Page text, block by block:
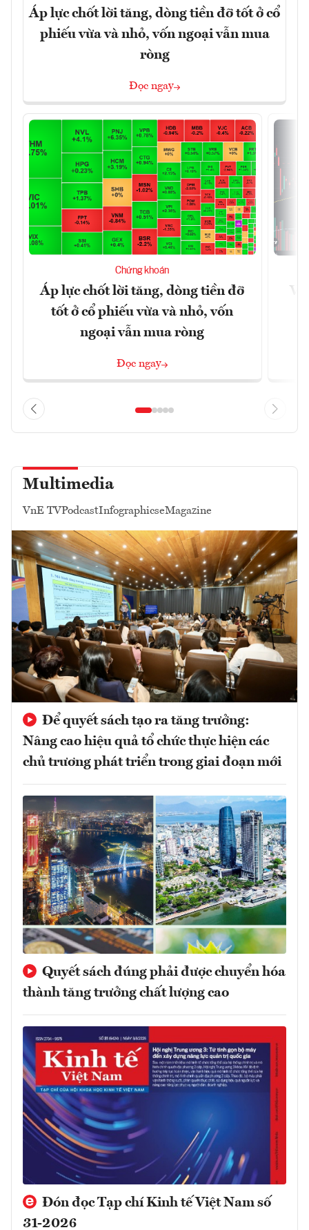
Áp lực chốt lời tăng, dòng tiền đỡ tốt ở cổ
phiếu vừa và nhỏ, vốn ngoại vẫn mua
ròng
Đọc ngay
Chứng khoán
Áp lực chốt lời tăng, dòng tiền đỡ
tốt ở cổ phiếu vừa và nhỏ, vốn
ngoại vẫn mua ròng
Đọc ngay
Multimedia
VnE TVPodcastInfographicseMagazine
Để quyết sách tạo ra tăng trưởng:
Nâng cao hiệu quả tổ chức thực hiện các
chủ trương phát triển trong giai đoạn mới
Quyết sách đúng phải được chuyển hóa
thành tăng trưởng chất lượng cao
Đón đọc Tạp chí Kinh tế Việt Nam số
31-2026